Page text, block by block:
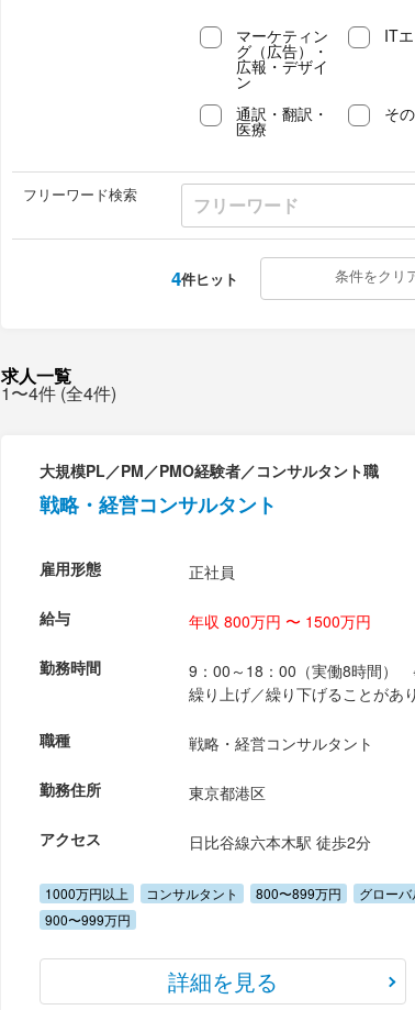
マーケティン
グ（広告）・
広報・デザイ
ン
IT
通訳・翻訳・
医療
そ
フリーワード検索
4件ヒット 条件をクリ
求人一覧
1〜4件 (全4件)
大規模PL／PM／PMO経験者／コンサルタント職
戦略・経営コンサルタント
雇用形態 正社員
給与 年収 800万円 〜 1500万円
勤務時間
9：00～18：00（実働8時間）
繰り上げ／繰り下げることがあ
職種 戦略・経営コンサルタント
勤務住所 東京都港区
アクセス 日比谷線六本木駅 徒歩2分
1000万円以上 コンサルタント 800〜899万円 グロー
900〜999万円
詳細を見る